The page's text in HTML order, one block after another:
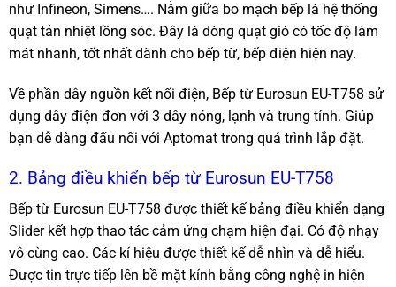
như Infineon, Simens…. Nằm giữa bo mạch bếp là hệ thống
quạt tản nhiệt lồng sóc. Đây là dòng quạt gió có tốc độ làm
mát nhanh, tốt nhất dành cho bếp từ, bếp điện hiện nay.
Về phần dây nguồn kết nối điện, Bếp từ Eurosun EU-T758 sử
dụng dây điện đơn với 3 dây nóng, lạnh và trung tính. Giúp
bạn dễ dàng đấu nối với Aptomat trong quá trình lắp đặt.
2. Bảng điều khiển bếp từ Eurosun EU-T758
Bếp từ Eurosun EU-T758 được thiết kế bảng điều khiển dạng
Slider kết hợp thao tác cảm ứng chạm hiện đại. Có độ nhạy
vô cùng cao. Các kí hiệu được thiết kế dễ nhìn và dễ hiểu.
Được tin trực tiếp lên bề mặt kính bằng công nghệ in hiện